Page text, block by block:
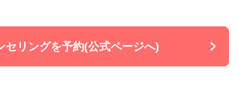
セリングを予約(公式ページへ)